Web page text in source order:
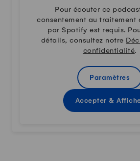
Pour écouter ce
consentement au traitement
par Spotify est requis.
détails, consultez notre
confidentialité.
Paramètres
Accepter &